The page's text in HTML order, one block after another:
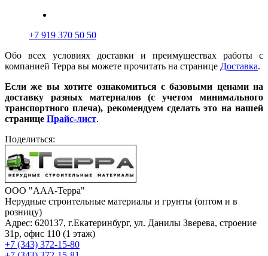
+7 919 370 50 50
Обо всех условиях доставки и преимуществах работы с
компанией Терра вы можете прочитать на странице Доставка.
Если же вы хотите ознакомиться с базовыми ценами на
доставку разных материалов (с учетом минимального
транспортного плеча), рекомендуем сделать это на нашей
странице Прайс-лист.
Поделиться:
ООО "ААА-Терра"
Нерудные строительные материалы и грунты (оптом и в
розницу)
Адрес: 620137, г.Екатеринбург, ул. Данилы Зверева, строение
31р, офис 110 (1 этаж)
+7 (343) 372-15-80